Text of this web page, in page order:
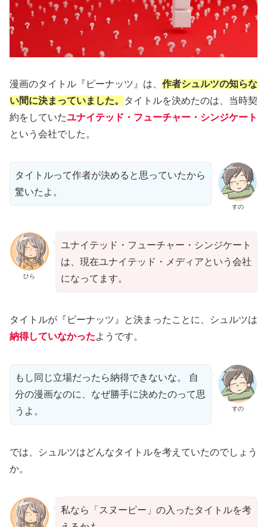
漫画のタイトル『ピーナッツ』は、 作者シュルツの知らな
い間に決まっていました。
タイトルを決めたのは、当時契
約をしていたユナイテッド・フューチャー・シンジケート
という会社でした。
すの
タイトルって作者が決めると思っていたから
驚いたよ。
ひら
ユナイテッド・フューチャー・シンジケート
は、現在ユナイテッド・メディアという会社
になってます。
タイトルが『ピーナッツ』と決まったことに、シュルツは
納得していなかったようです。
すの
もし同じ立場だったら納得できないな。 自
分の漫画なのに、なぜ勝手に決めたのって思
うよ。
では、シュルツはどんなタイトルを考えていたのでしょう
か。
私なら「スヌーピー」の入ったタイトルを考